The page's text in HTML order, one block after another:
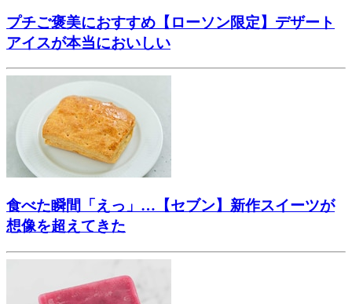
プチご褒美におすすめ【ローソン限定】デザート
アイスが本当においしい
食べた瞬間「えっ」…【セブン】新作スイーツが
想像を超えてきた